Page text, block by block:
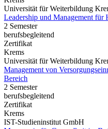
Universität für Weiterbildung
Leadership und Management für
2 Semester
berufsbegleitend
Zertifikat
Krems
Universität für Weiterbildung
Management von
Bereich
2 Semester
berufsbegleitend
Zertifikat
Krems
IST-Studieninstitut GmbH